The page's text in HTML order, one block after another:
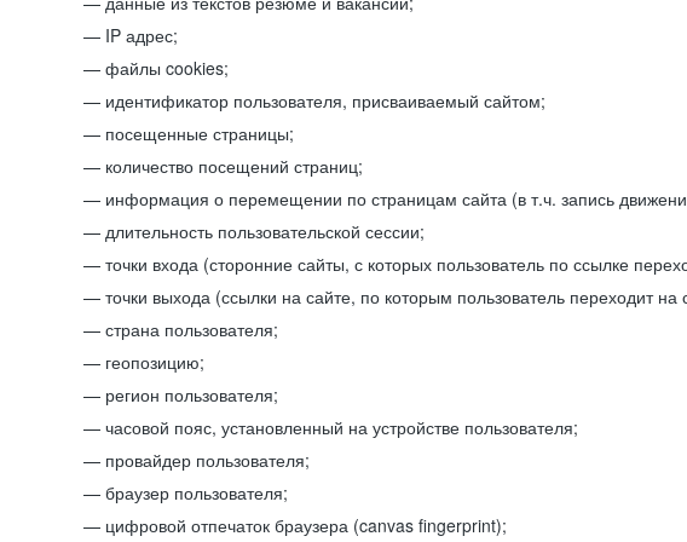
IP адрес;
файлы cookies;
идентификатор пользователя, присваиваемый сайтом;
посещенные страницы;
количество посещений страниц;
информация о перемещении по страницам сайта (в т.ч. запись
длительность пользовательской сессии;
точки входа (сторонние сайты, с которых пользователь по ссылке
точки выхода (ссылки на сайте, по которым пользователь переходит на
страна пользователя;
геопозицию;
регион пользователя;
часовой пояс, установленный на устройстве пользователя;
провайдер пользователя;
браузер пользователя;
цифровой отпечаток браузера (canvas fingerprint);